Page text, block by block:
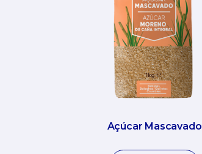
Açúcar Mascavado